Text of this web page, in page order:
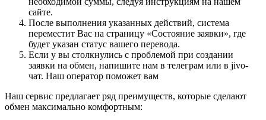
сайте.
После выполнения указанных действий, система
переместит Вас на страницу «Состояние заявки», где
будет указан статус вашего перевода.
Если у вы столкнулись с проблемой при создании
заявки на обмен, напишите нам в телеграм или в jivo-
чат. Наш оператор поможет вам
Наш сервис предлагает ряд преимуществ, которые сделают
обмен максимально комфортным: